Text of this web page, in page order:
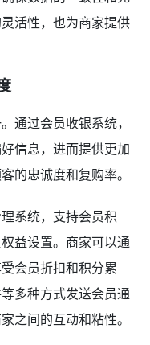
活性，也为商家提供
通过会员收银系统，
信息，进而提供更加
的忠诚度和复购率。
系统，支持会员积
益设置。商家可以通
会员折扣和积分累
多种方式发送会员通
之间的互动和粘性。